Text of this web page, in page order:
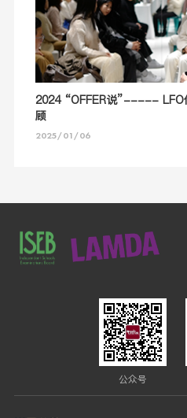
2024 “OFFER说”----- LFO
顾
2025/01/06
公众号